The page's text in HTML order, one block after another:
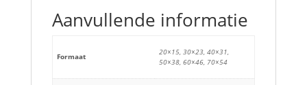
Aanvullende informatie
Formaat
20×15, 30×23, 40×31,
50×38, 60×46, 70×54